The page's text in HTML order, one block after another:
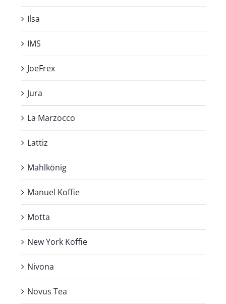
Ilsa
IMS
JoeFrex
Jura
La Marzocco
Lattiz
Mahlkönig
Manuel Koffie
Motta
New York Koffie
Nivona
Novus Tea